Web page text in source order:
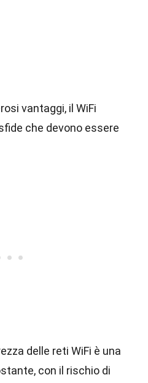
vantaggi, il WiFi
che devono essere
delle reti WiFi è una
con il rischio di